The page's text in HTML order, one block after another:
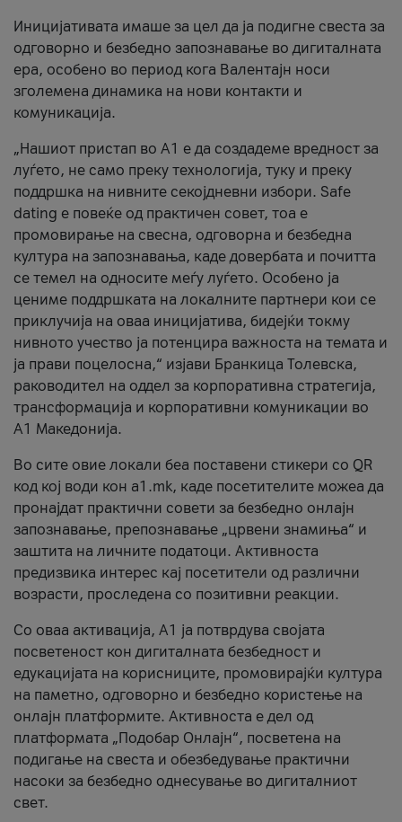
Иницијативата имаше за цел да ја подигне свеста за
одговорно и безбедно запознавање во дигиталната
ера, особено во период кога Валентајн носи
зголемена динамика на нови контакти и
комуникација.
„Нашиот пристап во А1 е да создадеме вредност за
луѓето, не само преку технологија, туку и преку
поддршка на нивните секојдневни избори. Safe
dating е повеќе од практичен совет, тоа е
промовирање на свесна, одговорна и безбедна
култура на запознавања, каде довербата и почитта
се темел на односите меѓу луѓето. Особено ја
цениме поддршката на локалните партнери кои се
приклучија на оваа иницијатива, бидејќи токму
нивното учество ја потенцира важноста на темата и
ја прави поцелосна,“ изјави Бранкица Толевска,
раководител на оддел за корпоративна стратегија,
трансформација и корпоративни комуникации во
А1 Македонија.
Во сите овие локали беа поставени стикери со QR
код кој води кон a1.mk, каде посетителите можеа да
пронајдат практични совети за безбедно онлајн
запознавање, препознавање „црвени знамиња“ и
заштита на личните податоци. Активноста
предизвика интерес кај посетители од различни
возрасти, проследена со позитивни реакции.
Со оваа активација, А1 ја потврдува својата
посветеност кон дигиталната безбедност и
едукацијата на корисниците, промовирајќи култура
на паметно, одговорно и безбедно користење на
онлајн платформите. Активноста е дел од
платформата „Подобар Онлајн“, посветена на
подигање на свеста и обезбедување практични
насоки за безбедно однесување во дигиталниот
свет.